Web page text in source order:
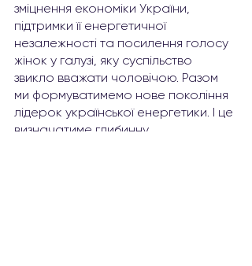
зміцнення економіки України,
підтримки її енергетичної
незалежності та посилення голосу
жінок у галузі, яку суспільство
звикло вважати чоловічою. Разом
ми формуватимемо нове покоління
лідерок української енергетики. І це
визначатиме глибинну